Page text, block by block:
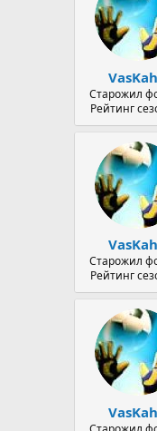
Старожил
Рейтинг
Старожил
Рейтинг